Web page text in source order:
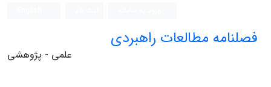
فصلنامه مطالعات راهبردی
علمی - پژوهشی